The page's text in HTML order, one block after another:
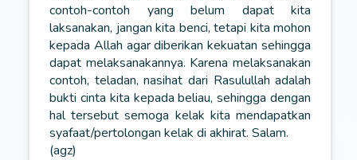
contoh-contoh yang belum dapat kita
laksanakan, jangan kita benci, tetapi kita mohon
kepada Allah agar diberikan kekuatan sehingga
dapat melaksanakannya. Karena melaksanakan
contoh, teladan, nasihat dari Rasulullah adalah
bukti cinta kita kepada beliau, sehingga dengan
hal tersebut semoga kelak kita mendapatkan
syafaat/pertolongan kelak di akhirat. Salam.
(agz)